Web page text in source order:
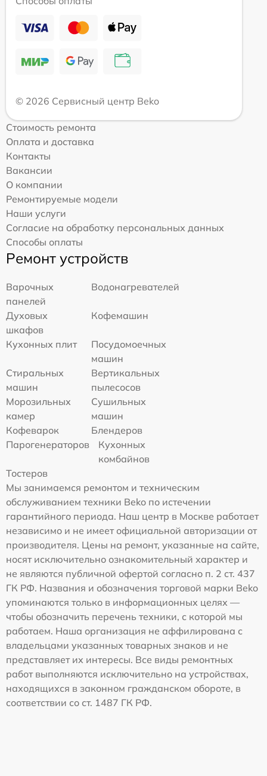
© 2026 Сервисный центр Beko
Стоимость ремонта
Оплата и доставка
Контакты
Вакансии
О компании
Ремонтируемые модели
Наши услуги
Согласие на обработку персональных данных
Способы оплаты
Ремонт устройств
Варочных
панелей
Водонагревателей
Духовых
шкафов
Кофемашин
Кухонных плит
Посудомоечных
машин
Стиральных
машин
Вертикальных
пылесосов
Морозильных
камер
Сушильных
машин
Кофеварок
Блендеров
Парогенераторов
Кухонных
комбайнов
Тостеров
Мы занимаемся ремонтом и техническим
обслуживанием техники Beko по истечении
гарантийного периода. Наш центр в Москве работает
независимо и не имеет официальной авторизации от
производителя. Цены на ремонт, указанные на сайте,
носят исключительно ознакомительный характер и
не являются публичной офертой согласно п. 2 ст. 437
ГК РФ. Названия и обозначения торговой марки Beko
упоминаются только в информационных целях —
чтобы обозначить перечень техники, с которой мы
работаем. Наша организация не аффилирована с
владельцами указанных товарных знаков и не
представляет их интересы. Все виды ремонтных
работ выполняются исключительно на устройствах,
находящихся в законном гражданском обороте, в
соответствии со ст. 1487 ГК РФ.